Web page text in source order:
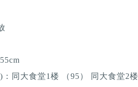
同大食堂1楼 （95） 同大食堂2楼